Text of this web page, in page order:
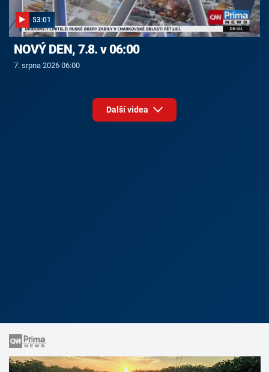
53:01
NOVÝ DEN, 7.8. v 06:00
7. srpna 2026 06:00
Další videa